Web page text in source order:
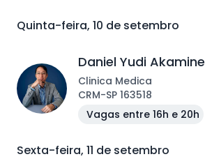
Quinta-feira, 10 de setembro
Daniel Yudi Akamine
Clinica Medica
CRM-SP 163518
Vagas entre 16h e 20h
Sexta-feira, 11 de setembro